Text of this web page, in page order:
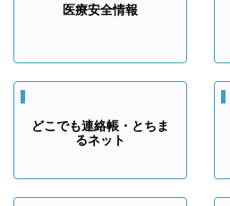
医療安全情報
どこでも連絡帳・とちま
るネット